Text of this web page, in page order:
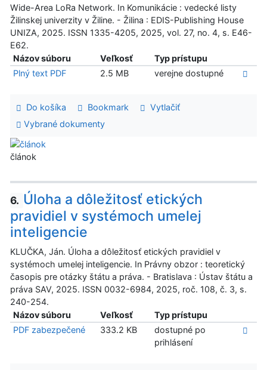
Wide-Area LoRa Network. In Komunikácie : vedecké listy
Žilinskej univerzity v Žiline. - Žilina : EDIS-Publishing House
UNIZA, 2025. ISSN 1335-4205, 2025, vol. 27, no. 4, s. E46-
E62.
Názov súboru
Veľkosť
Typ prístupu
Plný text PDF
2.5 MB verejne dostupné
Do košíka Bookmark
Vytlačiť
Vybrané dokumenty
článok
6. Úloha a dôležitosť etických
pravidiel v systémoch umelej
inteligencie
KLUČKA, Ján. Úloha a dôležitosť etických pravidiel v
systémoch umelej inteligencie. In Právny obzor : teoretický
časopis pre otázky štátu a práva. - Bratislava : Ústav štátu a
práva SAV, 2025. ISSN 0032-6984, 2025, roč. 108, č. 3, s.
240-254.
Názov súboru
Veľkosť
Typ prístupu
PDF zabezpečené
333.2 KB
dostupné po
prihlásení